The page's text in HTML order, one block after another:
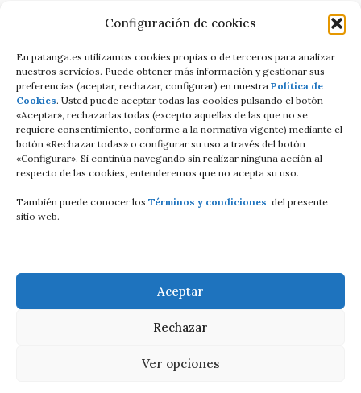
Configuración de cookies
En patanga.es utilizamos cookies propias o de terceros para analizar
nuestros servicios. Puede obtener más información y gestionar sus
preferencias (aceptar, rechazar, configurar) en nuestra Política de
Cookies. Usted puede aceptar todas las cookies pulsando el botón
«Aceptar», rechazarlas todas (excepto aquellas de las que no se
requiere consentimiento, conforme a la normativa vigente) mediante el
botón «Rechazar todas» o configurar su uso a través del botón
«Configurar». Si continúa navegando sin realizar ninguna acción al
respecto de las cookies, entenderemos que no acepta su uso.
También puede conocer los Términos y condiciones del presente
sitio web.
Aceptar
Rechazar
Ver opciones
Términos y condiciones
Condiciones de contratación Online
C/Altamira baja 8
Luanco Asturias ESPAÑA
Tell: +34 687821858
Email: info@patanga.es